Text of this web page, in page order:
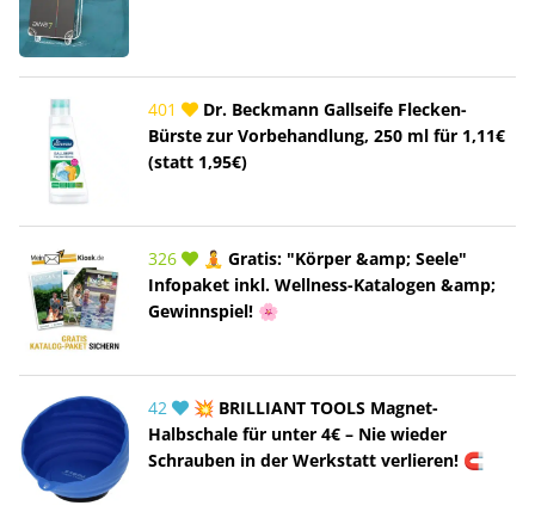
401
Dr. Beckmann Gallseife Flecken-
Bürste zur Vorbehandlung, 250 ml für 1,11€
(statt 1,95€)
326
🧘 Gratis: "Körper &amp; Seele"
Infopaket inkl. Wellness-Katalogen &amp;
Gewinnspiel! 🌸
42
💥 BRILLIANT TOOLS Magnet-
Halbschale für unter 4€ – Nie wieder
Schrauben in der Werkstatt verlieren! 🧲